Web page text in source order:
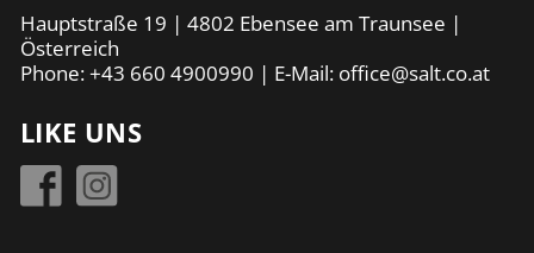
Hauptstraße 19 | 4802 Ebensee am Traunsee |
Österreich
Phone:+43 660 4900990 | E-Mail: office@salt.co.at
LIKE UNS